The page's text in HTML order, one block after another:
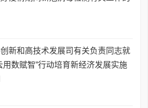
新和高技术发展司有关负责同志就
用数赋智”行动培育新经济发展实施